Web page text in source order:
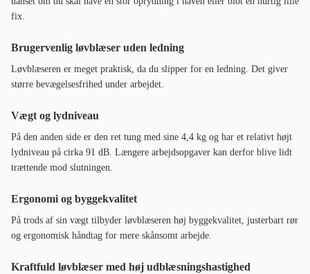
fix.
Brugervenlig løvblæser uden ledning
Løvblæseren er meget praktisk, da du slipper for en ledning. Det giver
større bevægelsesfrihed under arbejdet.
Vægt og lydniveau
På den anden side er den ret tung med sine 4,4 kg og har et relativt højt
lydniveau på cirka 91 dB. Længere arbejdsopgaver kan derfor blive lidt
trættende mod slutningen.
Ergonomi og byggekvalitet
På trods af sin vægt tilbyder løvblæseren høj byggekvalitet, justerbart rør
og ergonomisk håndtag for mere skånsomt arbejde.
Kraftfuld løvblæser med høj udblæsningshastighed